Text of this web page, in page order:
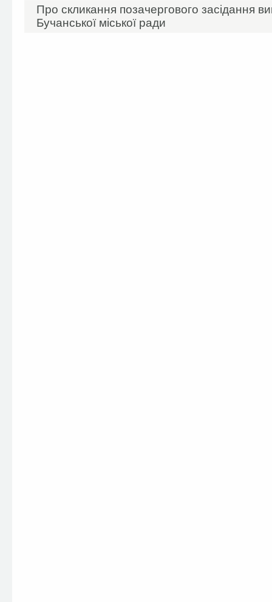
Про скликання позачергового засідання
Бучанської міської ради